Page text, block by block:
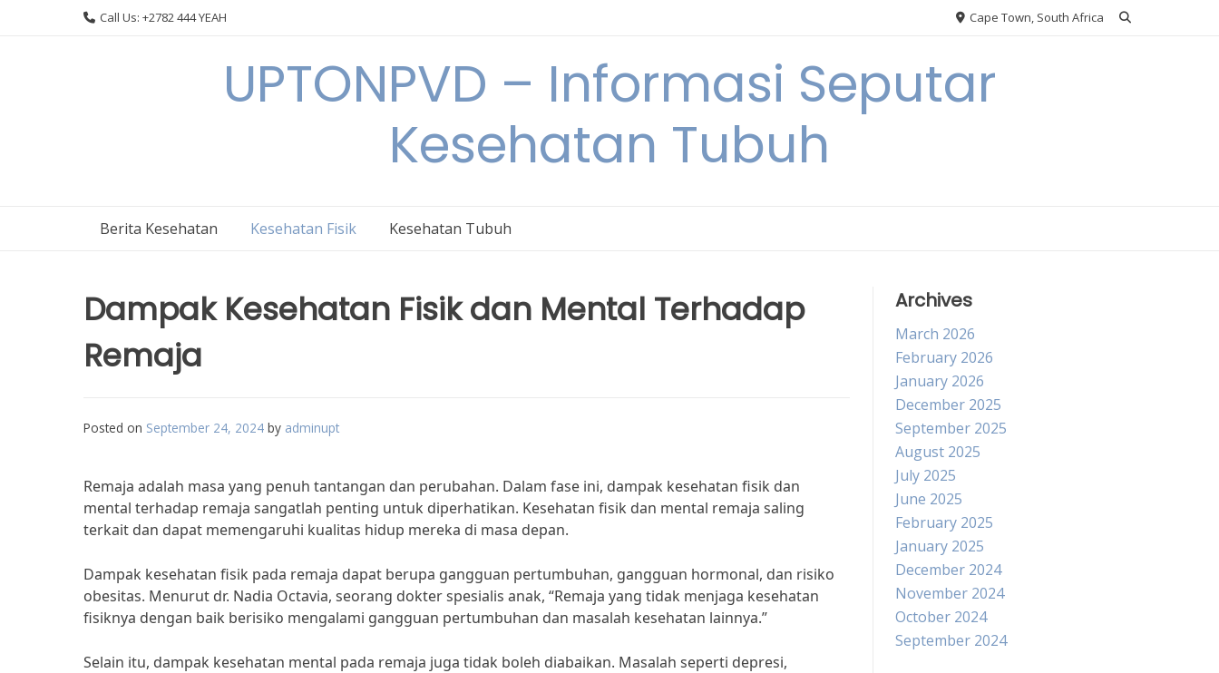
Call Us: +2782 444 YEAH Cape Town, South Africa
UPTONPVD – Informasi Seputar
Kesehatan Tubuh
Berita Kesehatan Kesehatan Fisik Kesehatan Tubuh
Dampak Kesehatan Fisik dan Mental Terhadap
Remaja
Posted on September 24, 2024 by adminupt
Remaja adalah masa yang penuh tantangan dan perubahan. Dalam fase ini, dampak kesehatan fisik dan
mental terhadap remaja sangatlah penting untuk diperhatikan. Kesehatan fisik dan mental remaja saling
terkait dan dapat memengaruhi kualitas hidup mereka di masa depan.
Dampak kesehatan fisik pada remaja dapat berupa gangguan pertumbuhan, gangguan hormonal, dan risiko
obesitas. Menurut dr. Nadia Octavia, seorang dokter spesialis anak, “Remaja yang tidak menjaga kesehatan
fisiknya dengan baik berisiko mengalami gangguan pertumbuhan dan masalah kesehatan lainnya.”
Selain itu, dampak kesehatan mental pada remaja juga tidak boleh diabaikan. Masalah seperti depresi,
Archives
March 2026
February 2026
January 2026
December 2025
September 2025
August 2025
July 2025
June 2025
February 2025
January 2025
December 2024
November 2024
October 2024
September 2024